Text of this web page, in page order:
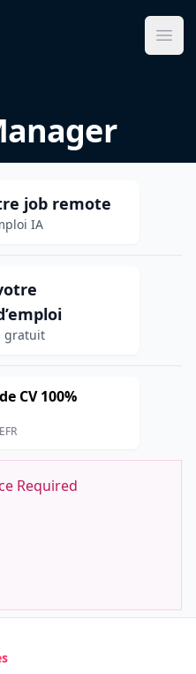
job remote
IA
gratuit
CV 100%
Required